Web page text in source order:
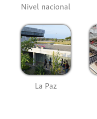
Nivel nacional
La Paz